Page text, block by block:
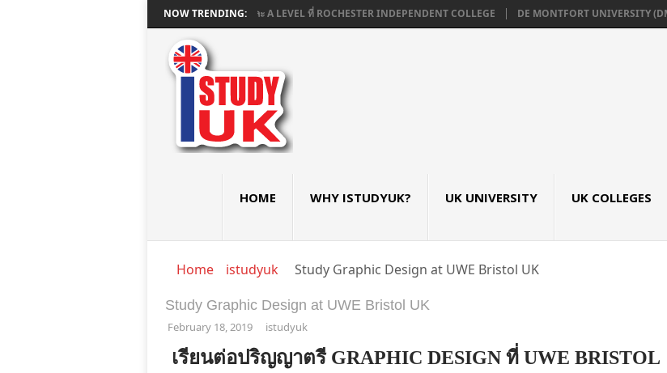
NOW TRENDING:
เรียนต่อมัธยมอังกฤษ GCSE และ A LEVEL ที่ ROCHESTER INDEPENDENT COLLEGE DE MONTFORT UNIVERSITY (DMU)
HOME WHY ISTUDYUK? UK UNIVERSITY UK COLLEGES
Home istudyuk Study Graphic Design at UWE Bristol UK
Study Graphic Design at UWE Bristol UK
February 18, 2019 istudyuk
เรียนต่อปริญญาตรี GRAPHIC DESIGN ที่ UWE BRISTOL